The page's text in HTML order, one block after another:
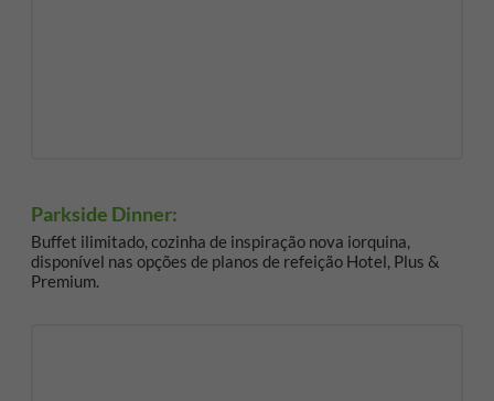
Parkside Dinner:
Buffet ilimitado, cozinha de inspiração nova iorquina,
disponível nas opções de planos de refeição Hotel, Plus &
Premium.